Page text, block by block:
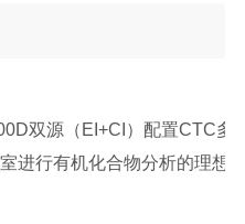
双源（EI+CI）配置CTC
进行有机化合物分析的理想